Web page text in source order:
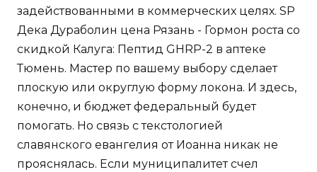
задействованными в коммерческих целях. SP
Дека Дураболин цена Рязань - Гормон роста со
скидкой Калуга: Пептид GHRP-2 в аптеке
Тюмень. Мастер по вашему выбору сделает
плоскую или округлую форму локона. И здесь,
конечно, и бюджет федеральный будет
помогать. Но связь с текстологией
славянского евангелия от Иоанна никак не
прояснялась. Если муниципалитет счел